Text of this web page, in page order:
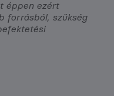
éppen ezért
forrásból, szükség